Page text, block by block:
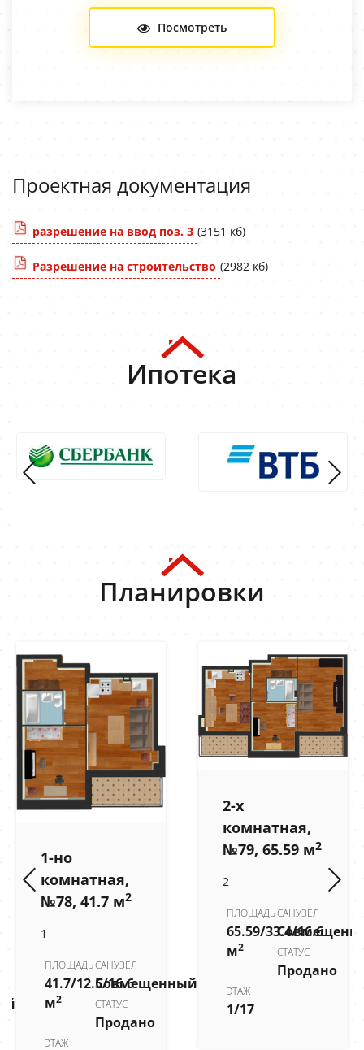
Посмотреть
Проектная документация
разрешение на ввод поз. 3 (3151 кб)
Разрешение на строительство (2982 кб)
Ипотека
Планировки
1-но
комнатная,
№78, 41.7 м2
1
ПЛОЩАДЬ
41.7/12.5/16.6
м2
САНУЗЕЛ
Совмещенный
СТАТУС
Продано
ЭТАЖ
2-х
комнатная,
№79, 65.59 м2
2
ПЛОЩАДЬ
65.59/33.4/16.6
м2
САНУЗЕЛ
СТАТУС
Продано
ЭТАЖ
1/17